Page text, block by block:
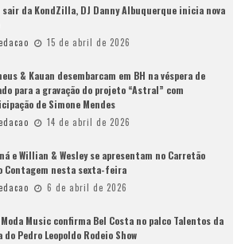
sair da KondZilla, DJ Danny Albuquerque inicia nova
15 de abril de 2026
& Kauan desembarcam em BH na véspera de
para a gravação do projeto “Astral” com
de Simone Mendes
14 de abril de 2026
e Willian & Wesley se apresentam no Carretão
Contagem nesta sexta-feira
6 de abril de 2026
Music confirma Bel Costa no palco Talentos da
do Pedro Leopoldo Rodeio Show